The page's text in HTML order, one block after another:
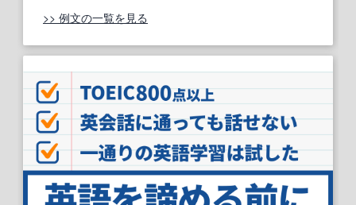
>> 例文の一覧を見る